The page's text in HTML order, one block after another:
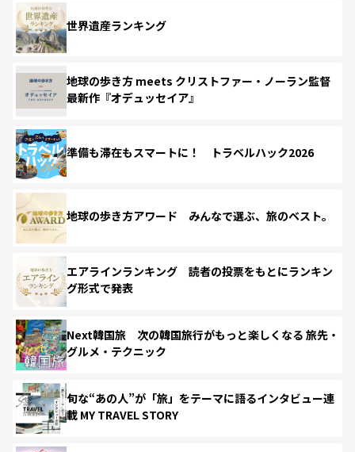
世界遺産ランキング
地球の歩き方 meets クリストファー・ノーラン監督
最新作『オデュッセイア』
準備も滞在もスマートに！ トラベルハック2026
地球の歩き方アワード みんなで選ぶ、旅のベスト。
エアラインランキング 読者の投票をもとにランキン
グ形式で発表
Next韓国旅 次の韓国旅行がもっと楽しくなる 旅先・
グルメ・テクニック
旬な“あの人”が「旅」をテーマに語るインタビュー連
載 MY TRAVEL STORY